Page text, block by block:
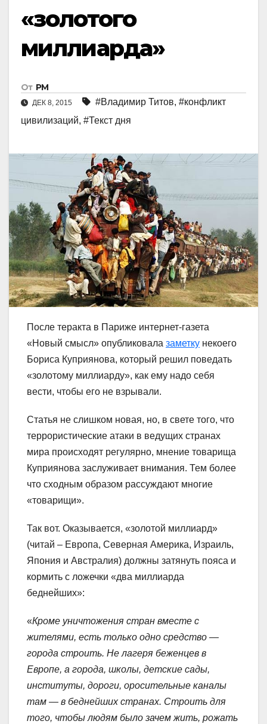
«золотого
миллиарда»
От РМ
ДЕК 8, 2015 #Владимир Титов, #конфликт
цивилизаций, #Текст дня
После теракта в Париже интернет-газета
«Новый смысл» опубликовала заметку некоего
Бориса Куприянова, который решил поведать
«золотому миллиарду», как ему надо себя
вести, чтобы его не взрывали.
Статья не слишком новая, но, в свете того, что
террористические атаки в ведущих странах
мира происходят регулярно, мнение товарища
Куприянова заслуживает внимания. Тем более
что сходным образом рассуждают многие
«товарищи».
Так вот. Оказывается, «золотой миллиард»
(читай – Европа, Северная Америка, Израиль,
Япония и Австралия) должны затянуть пояса и
кормить с ложечки «два миллиарда
беднейших»:
«Кроме уничтожения стран вместе с
жителями, есть только одно средство —
города строить. Не лагеря беженцев в
Европе, а города, школы, детские сады,
институты, дороги, оросительные каналы
там — в беднейших странах. Строить для
того, чтобы людям было зачем жить, рожать